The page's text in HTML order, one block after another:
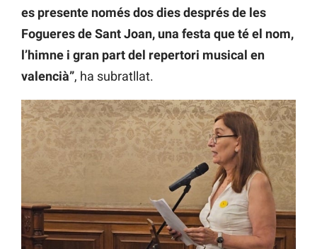
es presente només dos dies després de les
Fogueres de Sant Joan, una festa que té el nom,
l’himne i gran part del repertori musical en
valencià”, ha subratllat.